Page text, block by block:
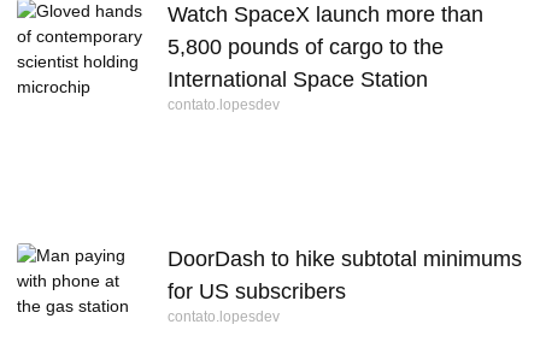
Watch SpaceX launch more than
5,800 pounds of cargo to the
International Space Station
contato.lopesdev
DoorDash to hike subtotal minimums
for US subscribers
contato.lopesdev